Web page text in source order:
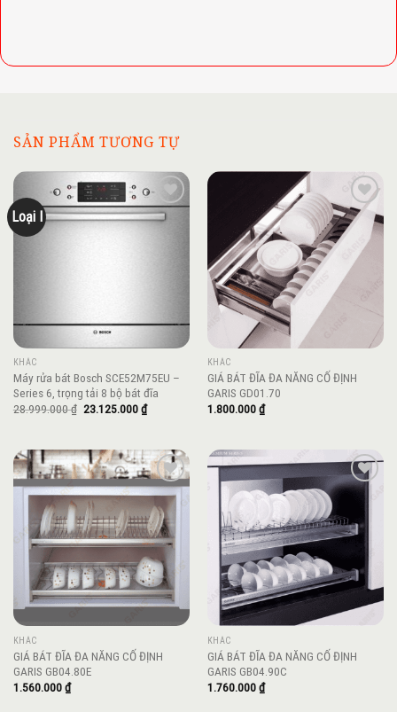
SẢN PHẨM TƯƠNG TỰ
Loại I
Add to
KHÁC
Máy rửa bát Bosch SCE52M75EU –
Series 6, trọng tải 8 bộ bát đĩa
28.999.000₫ Giá
23.125.000₫Giá
hiện
23.125.000 ₫.
Add to
wishlist
KHÁC
GIÁ BÁT ĐĨA ĐA NĂNG CỐ ĐỊNH
GARIS GD01.70
1.800.000₫
Add to
wishlist
KHÁC
GIÁ BÁT ĐĨA ĐA NĂNG CỐ ĐỊNH
GARIS GB04.80E
1.560.000₫
KHÁC
GIÁ BÁT ĐĨA ĐA NĂNG CỐ ĐỊNH
GARIS GB04.90C
1.760.000₫